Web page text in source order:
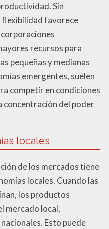
Sin
flexibilidad favorece
recursos para
pequeñas y medianas
emergentes, suelen
competir en condiciones
concentración del poder
locales
de los mercados tiene
locales. Cuando las
los productos
mercado local,
Esto puede